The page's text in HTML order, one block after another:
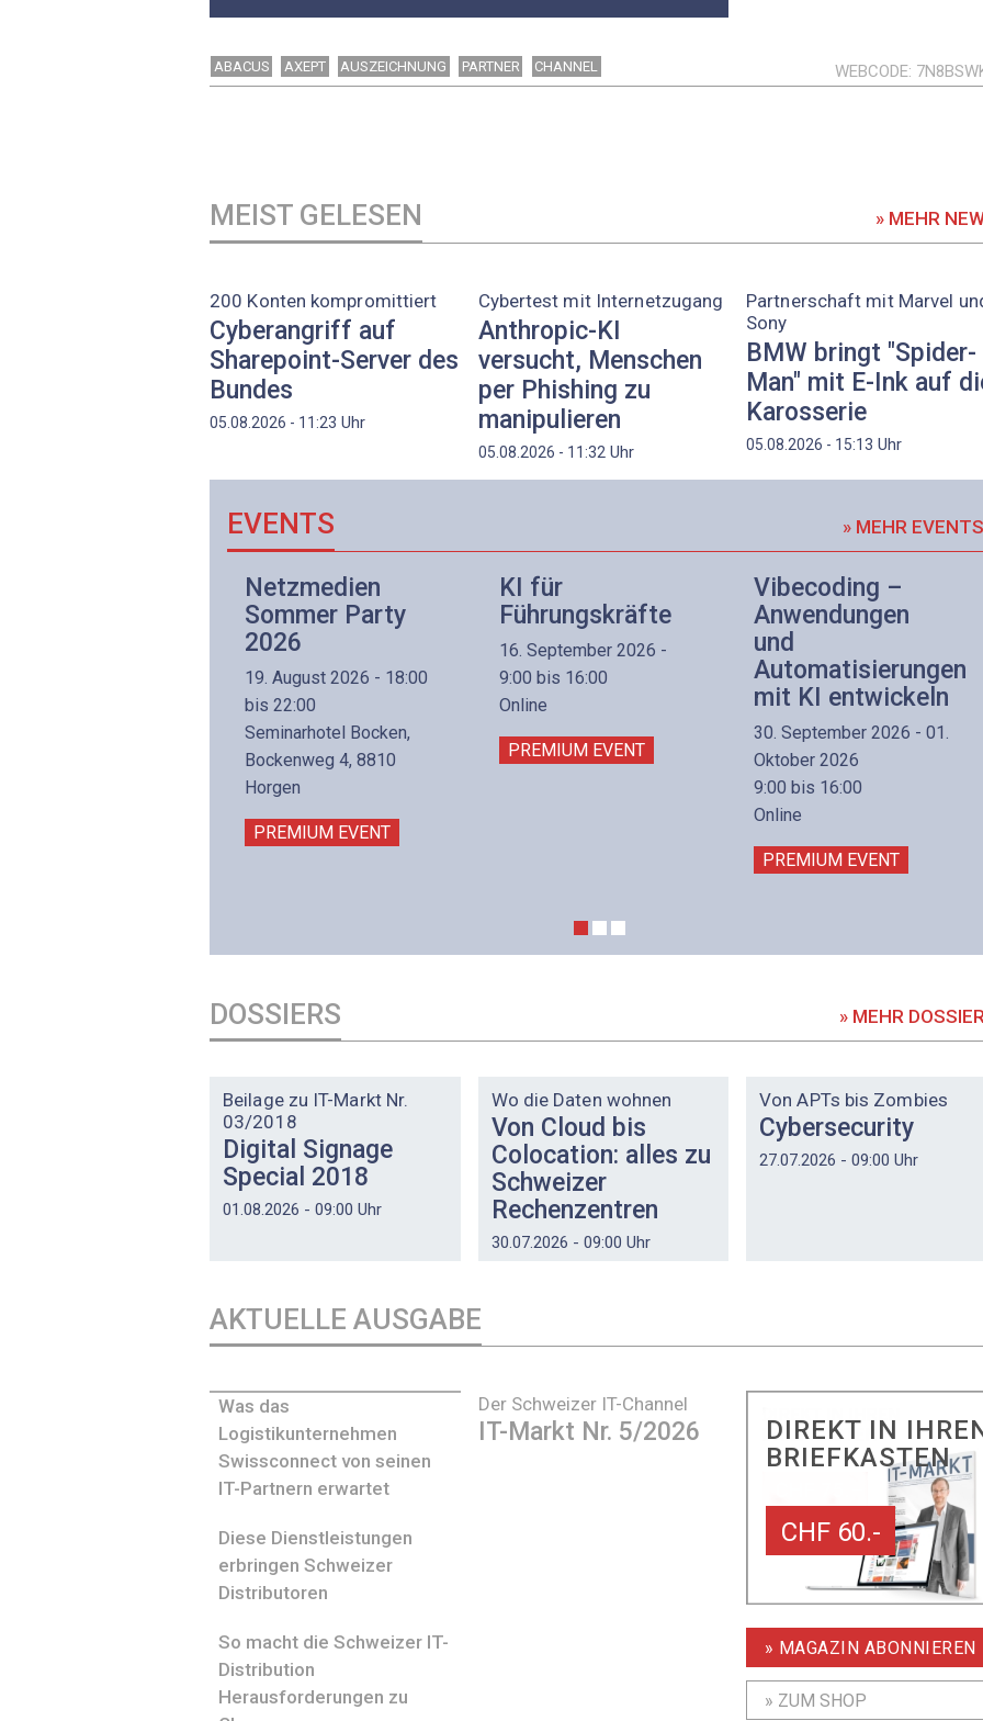
ABACUS AXEPT AUSZEICHNUNG PARTNER CHANNEL WEBCODE
MEIST GELESEN » MEHR
200 Konten kompromittiert
Cyberangriff auf
Sharepoint-Server des
Bundes
05.08.2026 - 11:23 Uhr
Cybertest mit Internetzugang
Anthropic-KI
versucht, Menschen
per Phishing zu
manipulieren
05.08.2026 - 11:32Uhr
Partnerschaft mit Marvel
Sony
BMW bringt "Spider-
Man" mit E-Ink auf
Karosserie
05.08.2026 - 15:13 Uhr
EVENTS » MEHR EVENTS
Netzmedien
Sommer Party
2026
19. August 2026 - 18:00
bis 22:00
Seminarhotel Bocken,
Bockenweg 4, 8810
Horgen
PREMIUM EVENT
KI für
Führungskräfte
16. September 2026 -
9:00 bis 16:00
Online
PREMIUM EVENT
Vibecoding –
Anwendungen
und
Automatisierungen
mit KI entwickeln
30. September 2026 - 01.
Oktober 2026
9:00 bis 16:00
Online
PREMIUM EVENT
DOSSIERS » MEHR
Beilage zu IT-Markt Nr.
03/2018
Digital Signage
Special 2018
01.08.2026 - 09:00 Uhr
Wo die Daten wohnen
Von Cloud bis
Colocation: alles zu
Schweizer
Rechenzentren
30.07.2026 - 09:00 Uhr
Von APTs bis Zombies
Cybersecurity
27.07.2026 - 09:00 Uhr
AKTUELLE AUSGABE
Der Schweizer IT-Channel
IT-Markt Nr. 5/2026
Was das
Logistikunternehmen
Swissconnect von seinen
IT-Partnern erwartet
Diese Dienstleistungen
erbringen Schweizer
Distributoren
So macht die Schweizer IT-
Distribution
Herausforderungen zu
DIREKT IN
BRIEFKASTEN
CHF 60.-
» MAGAZIN ABONNIEREN
» ZUM SHOP